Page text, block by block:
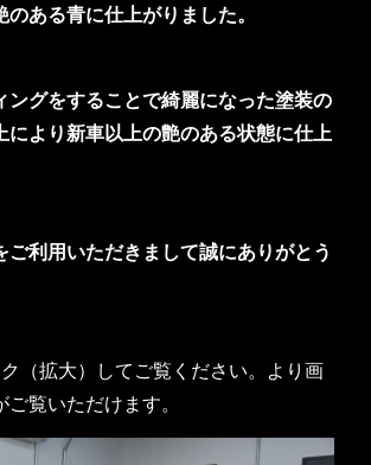
ある青に仕上がりました。
ングをすることで綺麗になった塗装の
により新車以上の艶のある状態に仕上
ご利用いただきまして誠にありがとう
（拡大）してご覧ください。より画
覧いただけます。